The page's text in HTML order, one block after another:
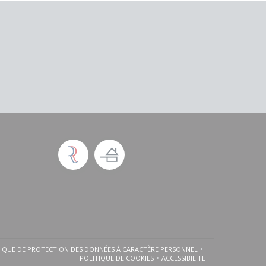
NOUVELLE FENÊTRE))
DE PROTECTION DES DONNÉES À CARACTÈRE PERSONNEL
((OUVRE UNE NOUVELLE FENÊTRE))
POLITIQUE DE COOKIES((OUVRE UNE NOUVELLE FENÊTRE))
ACCESSIBILITE((OUVRE UNE NOUVELLE